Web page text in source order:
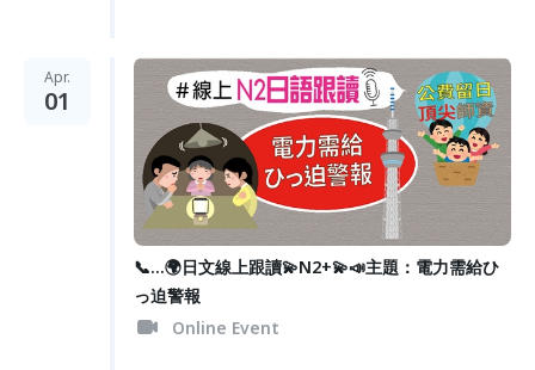
Apr.
01
📞...🌍日文線上跟讀💫N2+💫📣主題：電力需給ひ
っ迫警報
Online Event